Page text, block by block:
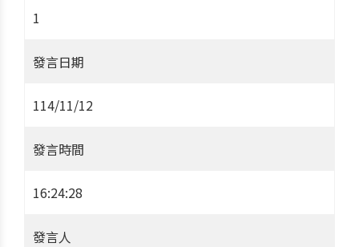
1
發言日期
114/11/12
發言時間
16:24:28
發言人